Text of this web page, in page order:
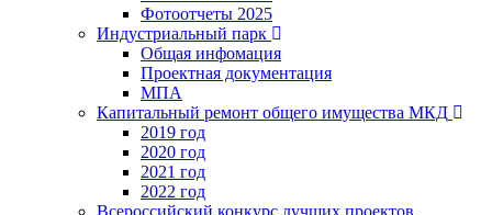
Фотоотчеты 2025
Индустриальный парк
Общая инфомация
Проектная документация
МПА
Капитальный ремонт общего имущества МКД
2019 год
2020 год
2021 год
2022 год
Всероссийский конкурс лучших проектов